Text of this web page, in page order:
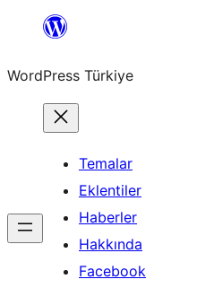
İçeriğe
WordPress Türkiye
Temalar
Eklentiler
Haberler
Hakkında
Facebook